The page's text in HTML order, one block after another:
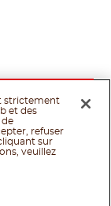
strictement
et des
de
refuser
sur
veuillez